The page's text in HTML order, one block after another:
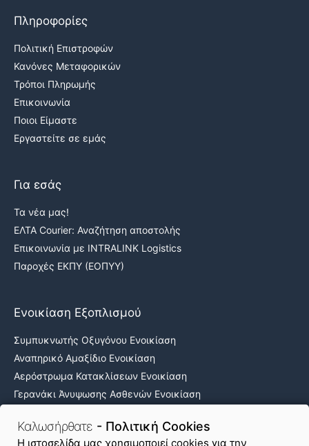
Καλωσήρθατε - Πολιτική Cookies
H ιστοσελίδα μας χρησιμοποιεί cookies για την
Πληροφορίες
Πολιτική Επιστροφών
Κανόνες Μεταφορικών
Τρόποι Πληρωμής
Επικοινωνία
Ποιοι Είμαστε
Εργαστείτε σε εμάς
Για εσάς
Τα νέα μας!
ΕΛΤΑ Courier: Αναζήτηση αποστολής
Επικοινωνία με INTRALINK Logistics
Παροχές ΕΚΠΥ (ΕΟΠΥΥ)
Ενοικίαση Εξοπλισμού
Συμπυκνωτής Οξυγόνου Ενοικίαση
Αναπηρικό Αμαξίδιο Ενοικίαση
Αερόστρωμα Κατακλίσεων Ενοικίαση
Γερανάκι Άνυψωσης Ασθενών Ενοικίαση